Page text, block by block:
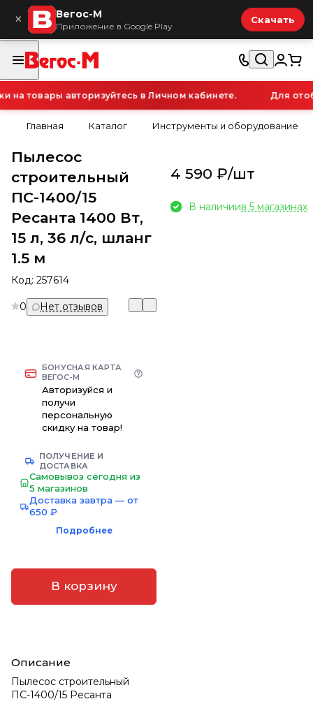
× Вегос-М
Приложение в Google Play
Скачать
товары авторизуйтесь в Личном кабинете. Для
Главная Каталог Инструменты и оборудование
Пылесос
строительный
ПС-1400/15
Ресанта 1400 Вт,
15 л, 36 л/с, шланг
1.5 м
Код: 257614
0 Нет отзывов
БОНУСНАЯ КАРТА
ВЕГОС-М
Авторизуйся и
получи
персональную
скидку на товар!
ПОЛУЧЕНИЕ И
ДОСТАВКА
Самовывоз сегодня из
5 магазинов
Доставка завтра — от
650 ₽
Подробнее
В корзину
Описание
Пылесос строительный
ПС-1400/15 Ресанта
4 590 ₽/шт
В наличиив 5 магазинах